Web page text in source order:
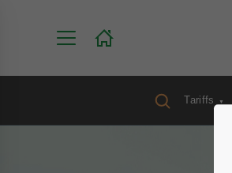
Tariffs